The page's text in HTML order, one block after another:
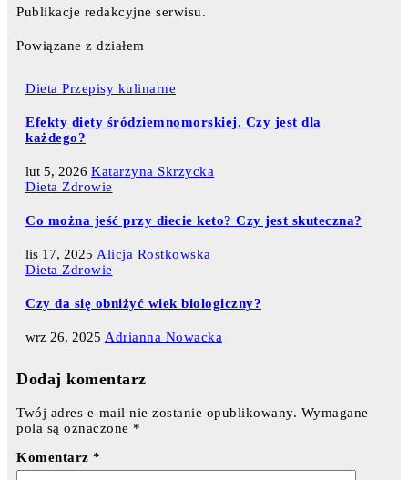
Publikacje redakcyjne serwisu.
Powiązane z działem
Dieta Przepisy kulinarne
Efekty diety śródziemnomorskiej. Czy jest dla
każdego?
lut 5, 2026 Katarzyna Skrzycka
Dieta Zdrowie
Co można jeść przy diecie keto? Czy jest skuteczna?
lis 17, 2025 Alicja Rostkowska
Dieta Zdrowie
Czy da się obniżyć wiek biologiczny?
wrz 26, 2025 Adrianna Nowacka
Dodaj komentarz
Twój adres e-mail nie zostanie opublikowany. Wymagane
pola są oznaczone *
Komentarz *